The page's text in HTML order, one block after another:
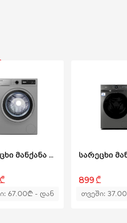
ᲡᲐᲠᲔᲪᲮᲘ ᲛᲐᲜᲥᲐᲜᲐ WB1212T2TDS
₾
67.00₾- დან
899 ₾
თვეში: 37.00